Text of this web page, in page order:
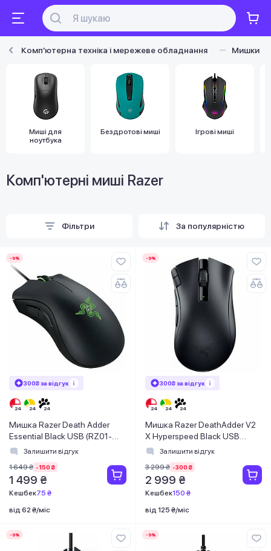
Комп'ютерна техніка і мережеве обладнання Мишки
Миші для
ноутбука
Бездротові миші Ігрові миші
Комп'ютерні миші Razer
Фільтри За популярністю
-9%
300₴ за відгук
Мишка Razer Death Adder
Essential Black USB (RZ01-
03850100-R3M1)
Залишити відгук
1 649 ₴ -150 ₴
1 499 ₴
Кешбек75 ₴
від 62 ₴/міс
-9%
300₴ за відгук
Мишка Razer DeathAdder V2
X Hyperspeed Black USB
(RZ01-04130100-R3G1)
Залишити відгук
3 299 ₴ -300 ₴
2 999 ₴
Кешбек150 ₴
від 125 ₴/міс
-9% -9%